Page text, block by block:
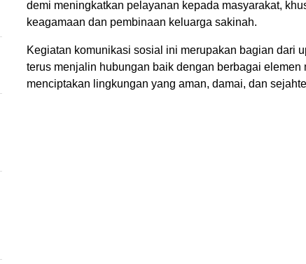
demi meningkatkan pelayanan kepada masyarakat,
keagamaan dan pembinaan keluarga sakinah.
Kegiatan komunikasi sosial ini merupakan bagian dari
terus menjalin hubungan baik dengan berbagai elemen
menciptakan lingkungan yang aman, damai, dan